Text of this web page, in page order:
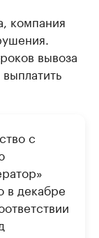
компания
вывоза
с
в декабре